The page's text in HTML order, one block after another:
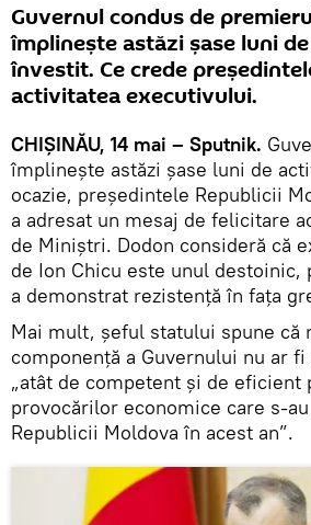
Guvernul condus de
împlinește astăzi șase luni
învestit. Ce crede
activitatea executivului.
CHIȘINĂU, 14 mai – Sputnik.
împlinește astăzi șase luni de
ocazie, președintele Republicii
a adresat un mesaj de felicitare
de Miniștri. Dodon consideră că
de Ion Chicu este unul
a demonstrat rezistență în fața
Mai mult, șeful statului spune că
componență a Guvernului nu ar
„atât de competent și de eficient
provocărilor economice care s-
Republicii Moldova în acest an”.